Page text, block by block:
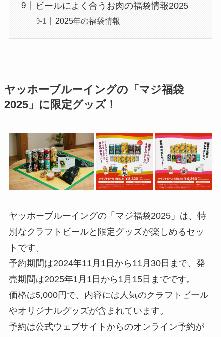
ビールによく合うお肉の福袋情報2025
2025年の福袋情報
ヤッホーブルーイングの「マジ福袋
2025」に限定グッズ！
ヤッホーブルーイングの「マジ福袋2025」は、特
別なクラフトビールと限定グッズが楽しめるセッ
トです。
予約期間は2024年11月1日から11月30日まで、発
売期間は2025年1月1日から1月15日までです。
価格は5,000円で、内容には人気のクラフトビール
やオリジナルグッズが含まれています。
予約は公式ウェブサイトからのオンライン予約が